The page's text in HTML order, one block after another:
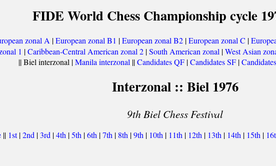
FIDE World Chess Championship cycle
zonal A |European zonal B1 |European zonal B2|European zonal C |
1 |Caribbean-Central American zonal 2|South American zonal |West Asian
|| Biel interzonal |Manila interzonal ||Candidates QF|Candidates SF|
Interzonal :: Biel 1976
9th Biel Chess Festival
|| 1st|2nd |3rd |4th |5th |6th |7th | 8th |9th | 10th | 11th | 12th | 13th | 14th | 15th |